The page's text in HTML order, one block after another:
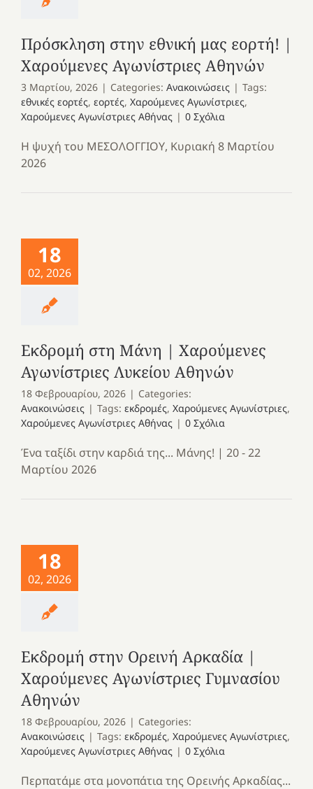
Πρόσκληση στην εθνική μας εορτή! |
Χαρούμενες Αγωνίστριες Αθηνών
3 Μαρτίου, 2026 | Categories: Ανακοινώσεις | Tags:
εθνικές εορτές, εορτές, Χαρούμενες Αγωνίστριες,
Χαρούμενες Αγωνίστριες Αθήνας | 0 Σχόλια
Η ψυχή του ΜΕΣΟΛΟΓΓΙΟΥ, Κυριακή 8 Μαρτίου
2026
18
02, 2026
Εκδρομή στη Μάνη | Χαρούμενες
Αγωνίστριες Λυκείου Αθηνών
18 Φεβρουαρίου, 2026 | Categories:
Ανακοινώσεις | Tags: εκδρομές, Χαρούμενες Αγωνίστριες,
Χαρούμενες Αγωνίστριες Αθήνας | 0 Σχόλια
Ένα ταξίδι στην καρδιά της... Μάνης! | 20 - 22
Μαρτίου 2026
18
02, 2026
Εκδρομή στην Ορεινή Αρκαδία |
Χαρούμενες Αγωνίστριες Γυμνασίου
Αθηνών
18 Φεβρουαρίου, 2026 | Categories:
Ανακοινώσεις | Tags: εκδρομές, Χαρούμενες Αγωνίστριες,
Χαρούμενες Αγωνίστριες Αθήνας | 0 Σχόλια
Περπατάμε στα μονοπάτια της Ορεινής Αρκαδίας...